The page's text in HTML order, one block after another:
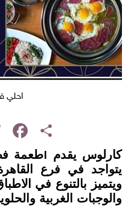
احلي
Share
كارلوس يقدم أطعمة
يتواجد في فرع
ويتميز بالتنوع في
والوجبات الغربية